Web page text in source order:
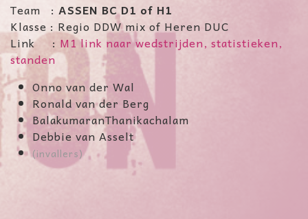
Team : ASSEN BC D1 of H1
Klasse : Regio DDW mix of Heren DUC
Link : M1 link naar wedstrijden, statistieken,
standen
Onno van der Wal
Ronald van der Berg
BalakumaranThanikachalam
Debbie van Asselt
(invallers)